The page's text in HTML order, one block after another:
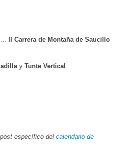
II Carrera de Montaña de Saucillo
y Tunte Vertical .
específico del calendario de